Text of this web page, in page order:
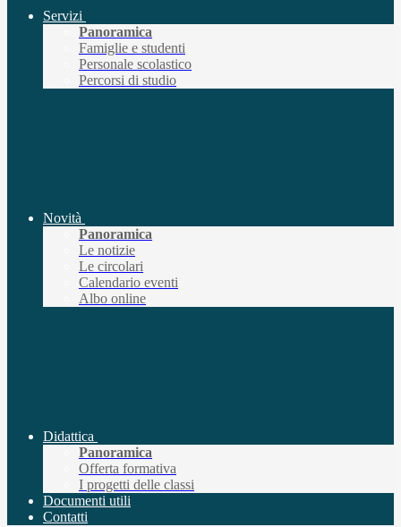
Servizi
Panoramica
Famiglie e studenti
Personale scolastico
Percorsi di studio
Novità
Panoramica
Le notizie
Le circolari
Calendario eventi
Albo online
Didattica
Panoramica
Offerta formativa
I progetti delle classi
Documenti utili
Contatti